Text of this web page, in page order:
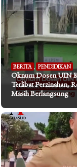
BERITA , PENDIDIKAN
Oknum Dosen UIN
Terlibat Perzinahan,
Masih Berlangsung